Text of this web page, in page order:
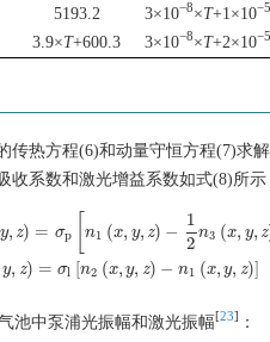
5193.2 3×10−8×T+1×10−5
3.9×T+600.3 3×10−8×T+2×10−5
传热方程(6)和动量守恒方程(7)求
系数和激光增益系数如式(8)所示
y, z) = σp [n1 (x, y, z) −
1
2
n3 (x, y, z
y, z) = σl [n2 (x, y, z) − n1 (x, y, z)]
z ) σ (x z) − 12n3 (x z)] l( x y, z )
池中泵浦光振幅和激光振幅[23] ：